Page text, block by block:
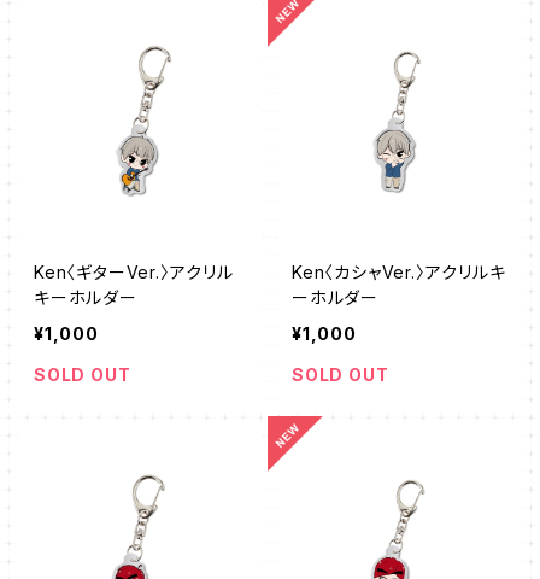
Ken〈ギターVer.〉アクリル
キーホルダー
¥1,000
SOLD OUT
Ken〈カシャVer.〉アクリルキ
ーホルダー
¥1,000
SOLD OUT